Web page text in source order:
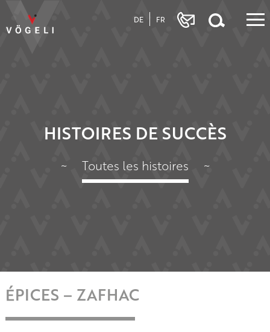
DE FR
HISTOIRES DE SUCCÈS
~ Toutes les histoires ~
ÉPICES – ZAFHAC